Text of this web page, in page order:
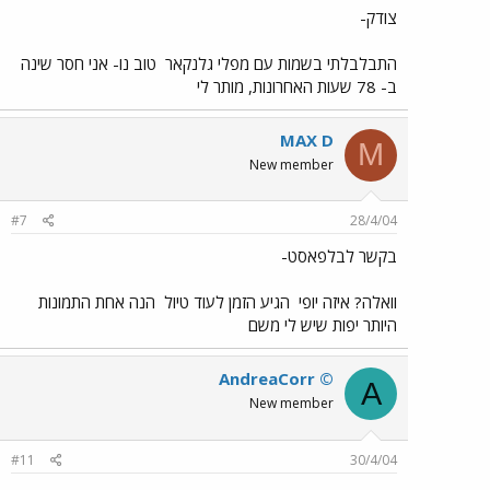
צודק-
התבלבלתי בשמות עם מפלי גלנקאר טוב נו- אני חסר שינה
ב- 78 שעות האחרונות, מותר לי
M
MAX D
New member
28/4/04
#7
בקשר לבלפאסט-
וואלה? איזה יופי הגיע הזמן לעוד טיול הנה אחת התמונות
היותר יפות שיש לי משם
A
AndreaCorr ©
New member
30/4/04
#11